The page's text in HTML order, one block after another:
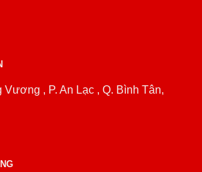
, P. An Lạc , Q. Bình Tân,